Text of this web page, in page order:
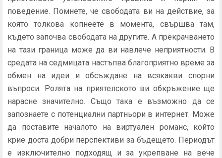
поведение. Помнете, че свободата ви на действие, за
която толкова копнеете в момента, свършва там,
където започва свободата на другите. А прекрачването
на тази граница може да ви навлече неприятности. В
средата на седмицата настъпва благоприятно време за
обмен на идеи и обсъждане на всякакви спорни
въпроси. Ролята на приятелското ви обкръжение ще
нарасне значително. Също така е възможно да се
запознаете с потенциални партньори в интернет. Може
да поставите началото на виртуален романс, който
крие доста добри перспективи за бъдещето. Периодът
е изключително подходящ и за укрепване на вече